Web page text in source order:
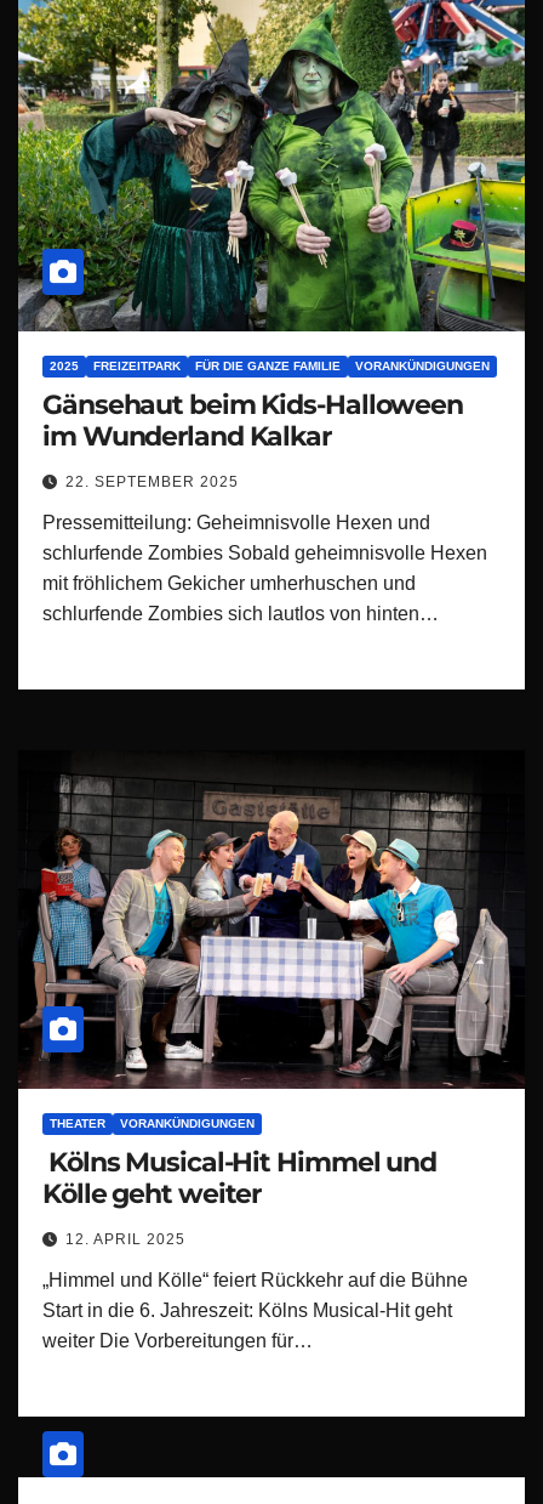
2025 FREIZEITPARK FÜR DIE GANZE FAMILIE VORANKÜNDIGUNGEN
Gänsehaut beim Kids-Halloween
im Wunderland Kalkar
22. SEPTEMBER 2025
Pressemitteilung: Geheimnisvolle Hexen und
schlurfende Zombies Sobald geheimnisvolle Hexen
mit fröhlichem Gekicher umherhuschen und
schlurfende Zombies sich lautlos von hinten…
THEATER VORANKÜNDIGUNGEN
Kölns Musical-Hit Himmel und
Kölle geht weiter
12. APRIL 2025
„Himmel und Kölle“ feiert Rückkehr auf die Bühne
Start in die 6. Jahreszeit: Kölns Musical-Hit geht
weiter Die Vorbereitungen für…